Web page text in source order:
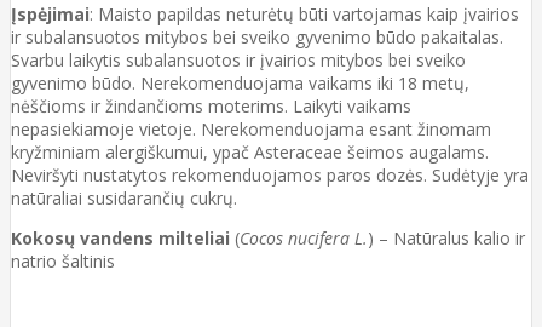
Įspėjimai: Maisto papildas neturėtų būti vartojamas kaip įvairios
ir subalansuotos mitybos bei sveiko gyvenimo būdo pakaitalas.
Svarbu laikytis subalansuotos ir įvairios mitybos bei sveiko
gyvenimo būdo. Nerekomenduojama vaikams iki 18 metų,
nėščioms ir žindančioms moterims. Laikyti vaikams
nepasiekiamoje vietoje. Nerekomenduojama esant žinomam
kryžminiam alergiškumui, ypač Asteraceae šeimos augalams.
Neviršyti nustatytos rekomenduojamos paros dozės. Sudėtyje yra
natūraliai susidarančių cukrų.
Kokosų vandens milteliai (Cocos nucifera L.) – Natūralus kalio ir
natrio šaltinis